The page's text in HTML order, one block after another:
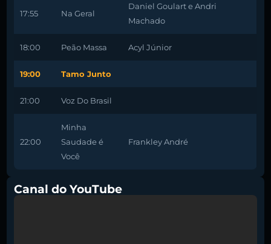
17:55 Na Geral
Daniel Goulart e Andri
Machado
18:00 Peão Massa Acyl Júnior
19:00 Tamo Junto
21:00 Voz Do Brasil
22:00
Minha
Saudade é
Você
Frankley André
Canal do YouTube